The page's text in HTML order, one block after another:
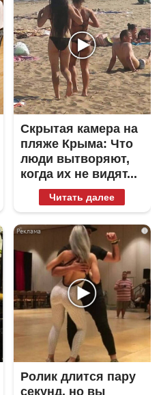
Скрытая камера на
пляже Крыма: Что
люди вытворяют,
когда их не видят...
Читать далее
i
Ролик длится пару
секунд, но вы